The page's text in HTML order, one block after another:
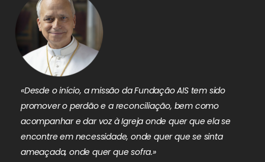
«Desde o início, a missão da Fundação AIS tem sido
promover o perdão e a reconciliação, bem como
acompanhar e dar voz à Igreja onde quer que ela se
encontre em necessidade, onde quer que se sinta
ameaçada, onde quer que sofra.»